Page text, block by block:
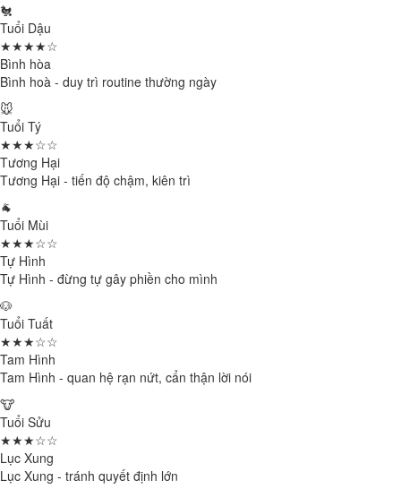
🐔
Tuổi Dậu
★★★★☆
Bình hòa
Bình hoà - duy trì routine thường ngày
🐭
Tuổi Tý
★★★☆☆
Tương Hại
Tương Hại - tiến độ chậm, kiên trì
🐐
Tuổi Mùi
★★★☆☆
Tự Hình
Tự Hình - đừng tự gây phiền cho mình
🐶
Tuổi Tuất
★★★☆☆
Tam Hình
Tam Hình - quan hệ rạn nứt, cẩn thận lời nói
🐮
Tuổi Sửu
★★★☆☆
Lục Xung
Lục Xung - tránh quyết định lớn